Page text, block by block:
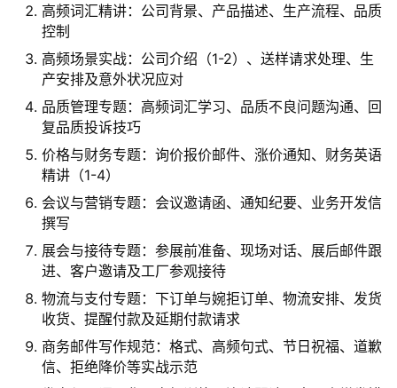
高频词汇精讲：公司背景、产品描述、生产流程、品质
控制
高频场景实战：公司介绍（1-2）、送样请求处理、生
产安排及意外状况应对
品质管理专题：高频词汇学习、品质不良问题沟通、回
复品质投诉技巧
价格与财务专题：询价报价邮件、涨价通知、财务英语
精讲（1-4）
会议与营销专题：会议邀请函、通知纪要、业务开发信
撰写
展会与接待专题：参展前准备、现场对话、展后邮件跟
进、客户邀请及工厂参观接待
物流与支付专题：下订单与婉拒订单、物流安排、发货
收货、提醒付款及延期付款请求
商务邮件写作规范：格式、高频句式、节日祝福、道歉
信、拒绝降价等实战示范